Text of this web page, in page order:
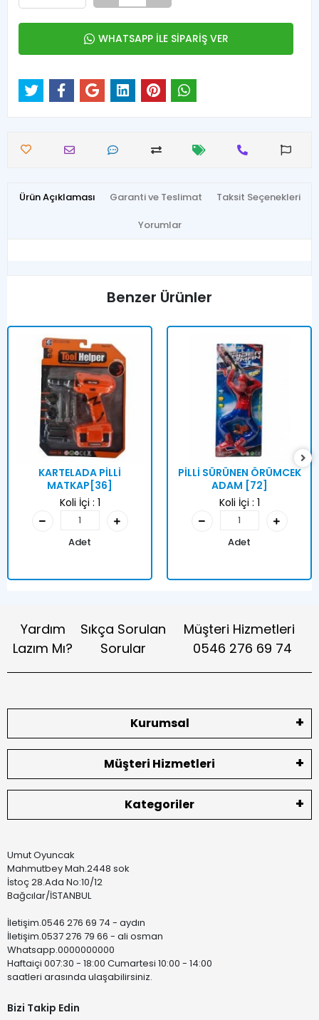
WHATSAPP İLE SİPARİŞ VER
Ürün Açıklaması Garanti ve Teslimat Taksit Seçenekleri
Yorumlar
Benzer Ürünler
KARTELADA PİLLİ
MATKAP[36]
Koli İçi : 1
Adet
PİLLİ SÜRÜNEN ÖRÜMCEK
ADAM [72]
Koli İçi : 1
Adet
Yardım
Lazım Mı?
Sıkça Sorulan
Sorular
Müşteri Hizmetleri
0546 276 69 74
Kurumsal
Müşteri Hizmetleri
Kategoriler
Umut Oyuncak
Mahmutbey Mah.2448 sok
İstoç 28.Ada No:10/12
Bağcılar/İSTANBUL
İletişim.0546 276 69 74 - aydın
İletişim.0537 276 79 66 - ali osman
Whatsapp.0000000000
Haftaiçi 007:30 - 18:00 Cumartesi 10:00 - 14:00
saatleri arasında ulaşabilirsiniz.
Bizi Takip Edin